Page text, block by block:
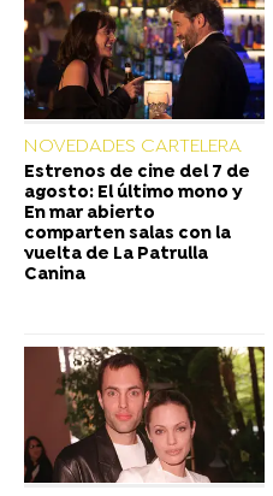
NOVEDADES CARTELERA
Estrenos de cine del 7 de
agosto: El último mono y
En mar abierto
comparten salas con la
vuelta de La Patrulla
Canina